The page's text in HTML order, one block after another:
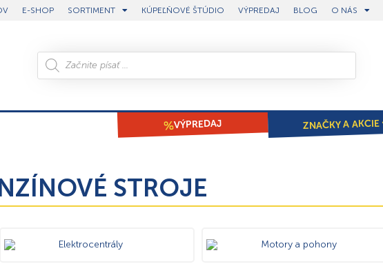
E-SHOP SORTIMENT KÚPEĽŇOVÉ ŠTÚDIO VÝPREDAJ BLOG O NÁS
VÝPREDAJ ZNAČKY A AKCIE
STROJE
Elektrocentrály Motory a pohony